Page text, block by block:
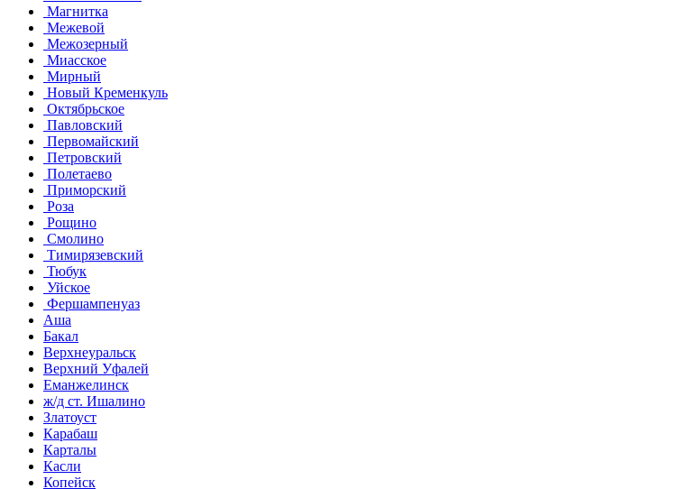
Магнитка
Межевой
Межозерный
Миасское
Мирный
Новый Кременкуль
Октябрьское
Павловский
Первомайский
Петровский
Полетаево
Приморский
Роза
Рощино
Смолино
Тимирязевский
Тюбук
Уйское
Фершампенуаз
Аша
Бакал
Верхнеуральск
Верхний Уфалей
Еманжелинск
ж/д ст. Ишалино
Златоуст
Карабаш
Карталы
Касли
Копейск